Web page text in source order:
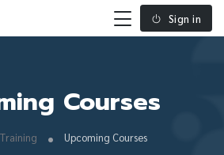
Sign in
Courses
Training Upcoming Courses